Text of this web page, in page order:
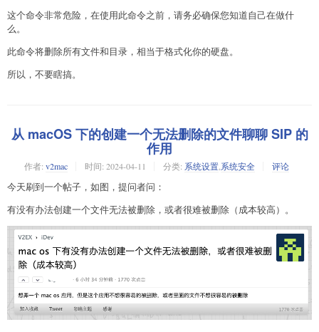
这个命令非常危险，在使用此命令之前，请务必确保您知道自己在做什
么。
此命令将删除所有文件和目录，相当于格式化你的硬盘。
所以，不要瞎搞。
从 macOS 下的创建一个无法删除的文件聊聊 SIP 的
作用
作者: v2mac 时间: 2024-04-11 分类: 系统设置,系统安全 评论
今天刷到一个帖子，如图，提问者问：
有没有办法创建一个文件无法被删除，或者很难被删除（成本较高）。